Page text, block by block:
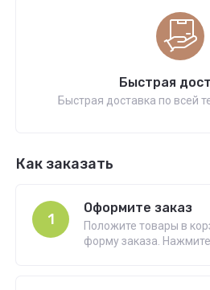
Быстрая
Быстрая доставка по всей
Как заказать
1
Оформите заказ
Положите товары в
форму заказа.